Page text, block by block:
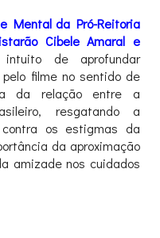
Mental da Pró-Reitoria
Cibele Amaral e
de aprofundar
filme no sentido de
da relação entre a
resgatando a
os estigmas da
da aproximação
amizade nos cuidados